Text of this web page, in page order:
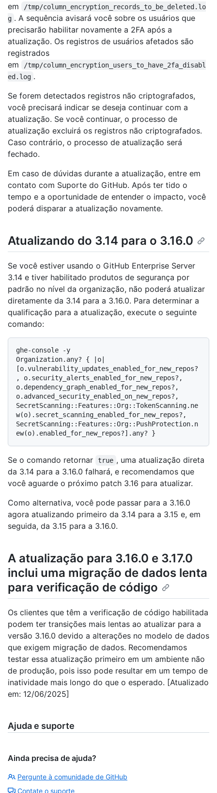
em
/tmp/column_encryption_records_to_be_deleted.lo
g . A sequência avisará você sobre os usuários que
precisarão habilitar novamente a 2FA após a
atualização. Os registros de usuários afetados são
registrados
em
/tmp/column_encryption_users_to_have_2fa_disabl
ed.log .
Se forem detectados registros não criptografados,
você precisará indicar se deseja continuar com a
atualização. Se você continuar, o processo de
atualização excluirá os registros não criptografados.
Caso contrário, o processo de atualização será
fechado.
Em caso de dúvidas durante a atualização, entre em
contato com Suporte do GitHub. Após ter tido o
tempo e a oportunidade de entender o impacto, você
poderá disparar a atualização novamente.
Atualizando do 3.14 para o 3.16.0
Se você estiver usando o GitHub Enterprise Server
3.14 e tiver habilitado produtos de segurança por
padrão no nível da organização, não poderá atualizar
diretamente da 3.14 para a 3.16.0. Para determinar a
qualificação para a atualização, execute o seguinte
comando:
ghe-console -y
Organization.any? { |o|
[o.vulnerability_updates_enabled_for_new_repos?
, o.security_alerts_enabled_for_new_repos?,
o.dependency_graph_enabled_for_new_repos?,
o.advanced_security_enabled_on_new_repos?,
SecretScanning::Features::Org::TokenScanning.ne
w(o).secret_scanning_enabled_for_new_repos?,
SecretScanning::Features::Org::PushProtection.n
Se o comando retornar true , uma atualização direta
da 3.14 para a 3.16.0 falhará, e recomendamos que
você aguarde o próximo patch 3.16 para atualizar.
Como alternativa, você pode passar para a 3.16.0
agora atualizando primeiro da 3.14 para a 3.15 e, em
seguida, da 3.15 para a 3.16.0.
A atualização para 3.16.0 e 3.17.0
inclui uma migração de dados lenta
para verificação de código
Os clientes que têm a verificação de código habilitada
podem ter transições mais lentas ao atualizar para a
versão 3.16.0 devido a alterações no modelo de dados
que exigem migração de dados. Recomendamos
testar essa atualização primeiro em um ambiente não
de produção, pois isso pode resultar em um tempo de
inatividade mais longo do que o esperado. [Atualizado
em: 12/06/2025]
Ajuda e suporte
Ainda precisa de ajuda?
Pergunte à comunidade de GitHub
Contate o suporte